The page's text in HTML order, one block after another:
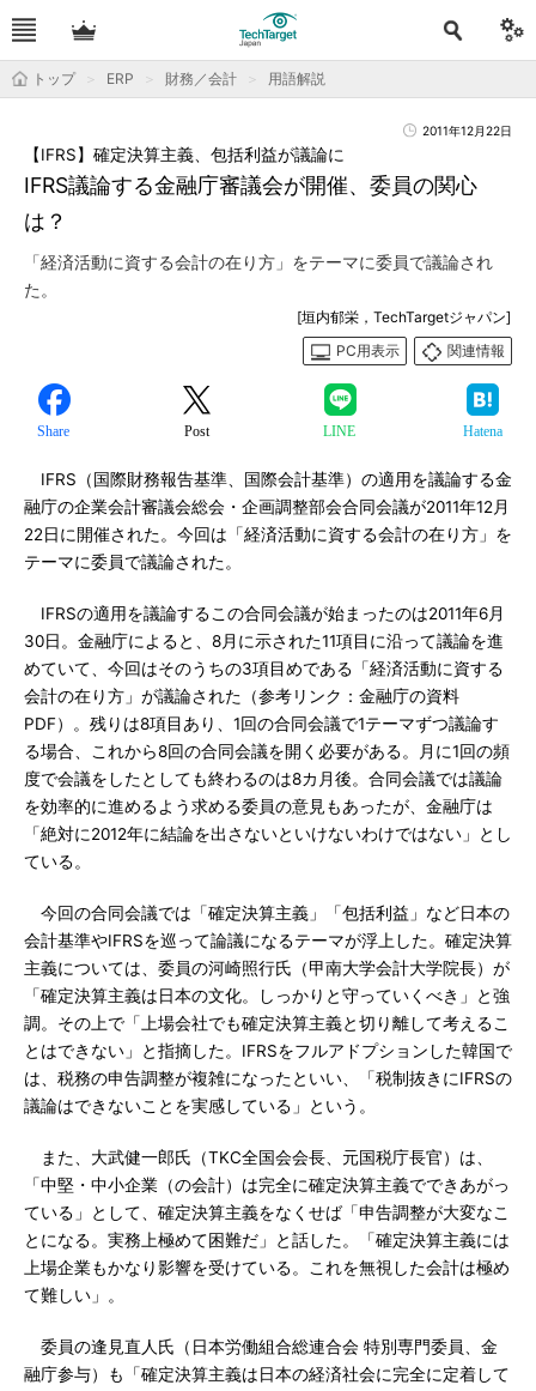
トップ ERP 財務／会計 用語解説
2011年12月22日
IFRS議論する金融庁審議会が開催、委員の関心
は？
【IFRS】確定決算主義、包括利益が議論に
「経済活動に資する会計の在り方」をテーマに委員で議論され
た。
[垣内郁栄，TechTargetジャパン]
PC用表示
関連情報
Share Post LINE Hatena
IFRS（国際財務報告基準、国際会計基準）の適用を議論する金
融庁の企業会計審議会総会・企画調整部会合同会議が2011年12月
22日に開催された。今回は「経済活動に資する会計の在り方」を
テーマに委員で議論された。
IFRSの適用を議論するこの合同会議が始まったのは2011年6月
30日。金融庁によると、8月に示された11項目に沿って議論を進
めていて、今回はそのうちの3項目めである「経済活動に資する
会計の在り方」が議論された（参考リンク：金融庁の資料
PDF）。残りは8項目あり、1回の合同会議で1テーマずつ議論す
る場合、これから8回の合同会議を開く必要がある。月に1回の頻
度で会議をしたとしても終わるのは8カ月後。合同会議では議論
を効率的に進めるよう求める委員の意見もあったが、金融庁は
「絶対に2012年に結論を出さないといけないわけではない」とし
ている。
今回の合同会議では「確定決算主義」「包括利益」など日本の
会計基準やIFRSを巡って論議になるテーマが浮上した。確定決算
主義については、委員の河崎照行氏（甲南大学会計大学院長）が
「確定決算主義は日本の文化。しっかりと守っていくべき」と強
調。その上で「上場会社でも確定決算主義と切り離して考えるこ
とはできない」と指摘した。IFRSをフルアドプションした韓国で
は、税務の申告調整が複雑になったといい、「税制抜きにIFRSの
議論はできないことを実感している」という。
また、大武健一郎氏（TKC全国会会長、元国税庁長官）は、
「中堅・中小企業（の会計）は完全に確定決算主義でできあがっ
ている」として、確定決算主義をなくせば「申告調整が大変なこ
とになる。実務上極めて困難だ」と話した。「確定決算主義には
上場企業もかなり影響を受けている。これを無視した会計は極め
て難しい」。
委員の逢見直人氏（日本労働組合総連合会 特別専門委員、金
融庁参与）も「確定決算主義は日本の経済社会に完全に定着して